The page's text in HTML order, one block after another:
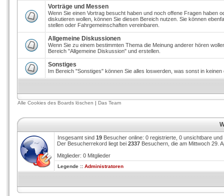
Vorträge und Messen
Wenn Sie einen Vortrag besucht haben und noch offene Fragen haben
diskutieren wollen, können Sie diesen Bereich nutzen. Sie können
stellen oder Fahrgemeinschaften vereinbaren.
Allgemeine Diskussionen
Wenn Sie zu einem bestimmten Thema die Meinung anderer hören
Bereich "Allgemeine Diskussion" und erstellen.
Sonstiges
Im Bereich "Sonstiges" können Sie alles loswerden, was sonst in
Alle Cookies des Boards löschen | Das Team
Insgesamt sind 19 Besucher online: 0 registrierte, 0 unsichtbare
Der Besucherrekord liegt bei 2337 Besuchern, die am Mittwoch 29.
Mitglieder: 0 Mitglieder
Legende :: Administratoren